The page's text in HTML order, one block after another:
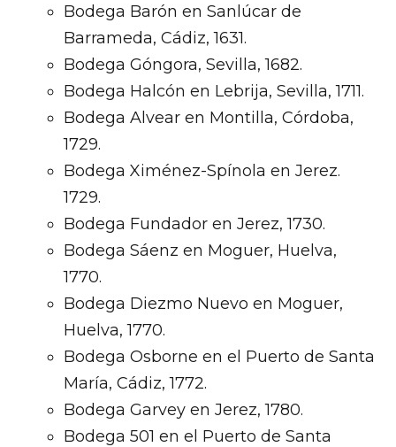
Bodega Barón en Sanlúcar de
Barrameda, Cádiz, 1631.
Bodega Góngora, Sevilla, 1682.
Bodega Halcón en Lebrija, Sevilla, 1711.
Bodega Alvear en Montilla, Córdoba,
1729.
Bodega Ximénez-Spínola en Jerez.
1729.
Bodega Fundador en Jerez, 1730.
Bodega Sáenz en Moguer, Huelva,
1770.
Bodega Diezmo Nuevo en Moguer,
Huelva, 1770.
Bodega Osborne en el Puerto de Santa
María, Cádiz, 1772.
Bodega Garvey en Jerez, 1780.
Bodega 501 en el Puerto de Santa